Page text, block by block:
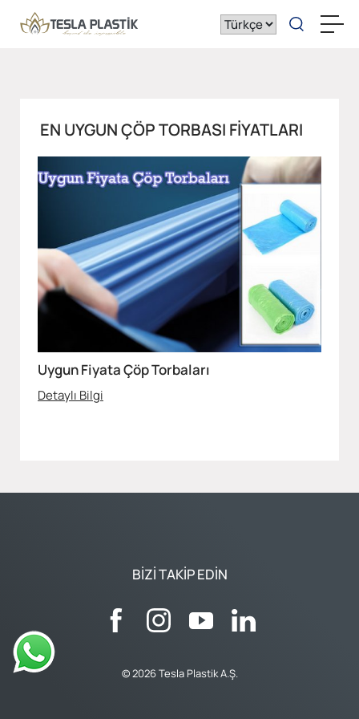
EN UYGUN ÇÖP TORBASI FIYATLARI
Uygun Fiyata Çöp Torbaları
Detaylı Bilgi
BIZI TAKIP EDIN
© 2026 Tesla Plastik A.Ş.